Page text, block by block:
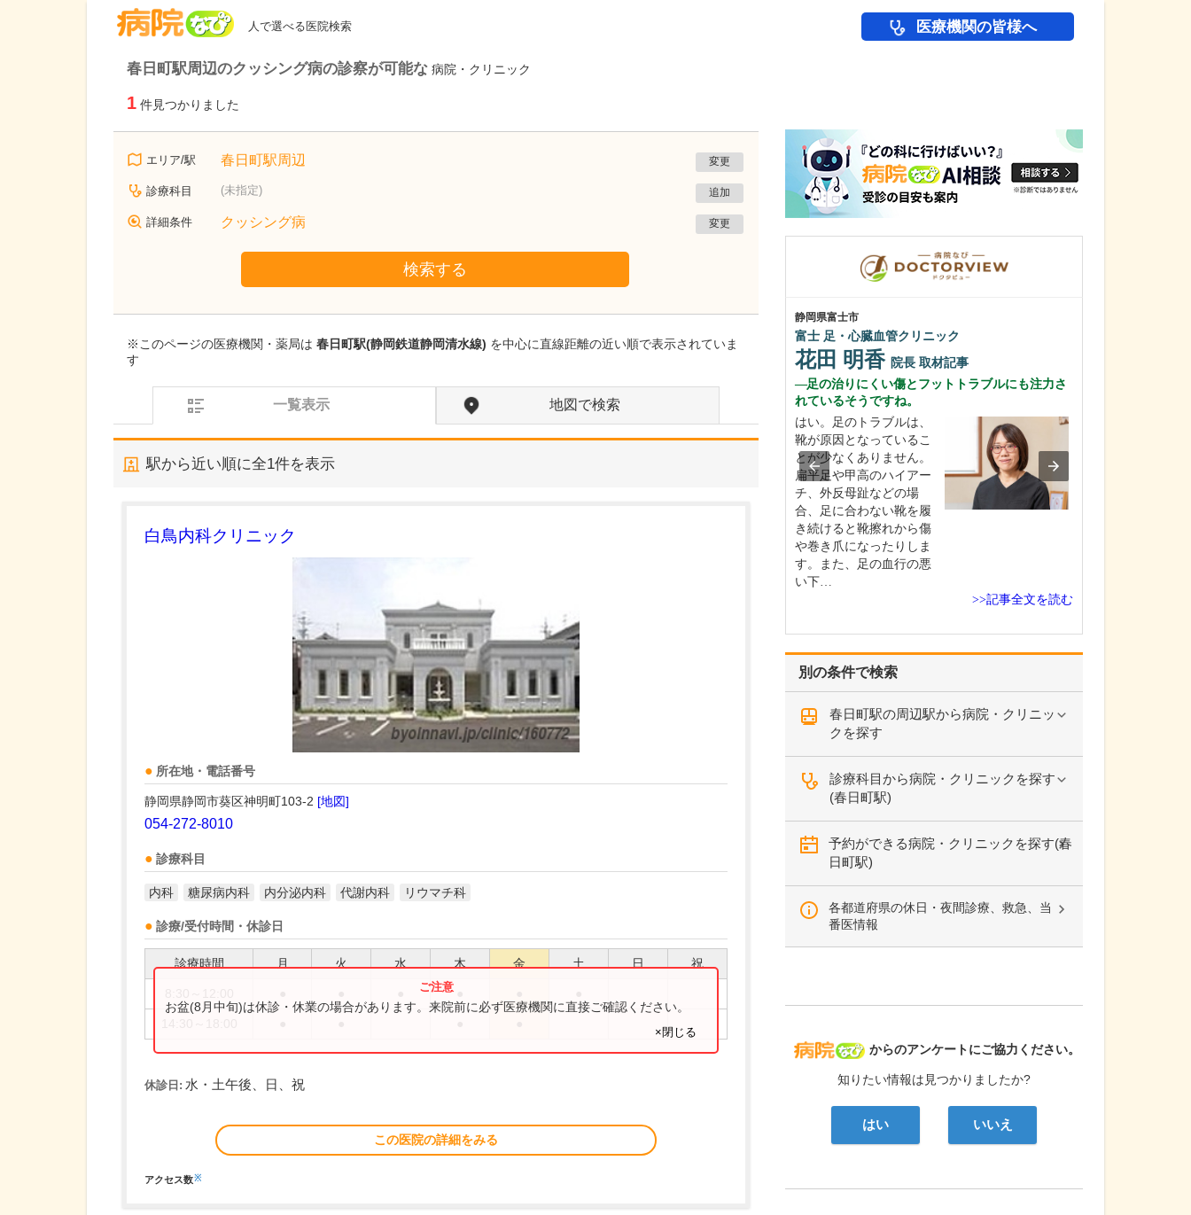
人で選べる医院検索 医療機関の皆様へ
春日町駅周辺のクッシング病の診察が可能な 病院・クリニック
1 件見つかりました
エリア/駅 春日町駅周辺 変更
診療科目 (未指定) 追加
詳細条件 クッシング病 変更
検索する
※このページの医療機関・薬局は 春日町駅(静岡鉄道静岡清水線) を中心に直線距離の近い順で表示されていま
す
一覧表示 地図で検索
駅から近い順に全1件を表示
白鳥内科クリニック
所在地・電話番号
静岡県静岡市葵区神明町103-2 [地図]
054-272-8010
診療科目
内科 糖尿病内科 内分泌内科 代謝内科 リウマチ科
診療/受付時間・休診日
診療時間 月 火 水 木 金 土 日 祝
お盆(8月中旬)は休診・休業の場合があります。来院前に必ず医療機関に直接ご確認ください。
×閉じる
休診日: 水・土午後、日、祝
この医院の詳細をみる
アクセス数※
別の条件で検索
春日町駅の周辺駅から病院・クリニッ
クを探す
診療科目から病院・クリニックを探す
(春日町駅)
予約ができる病院・クリニックを探す(春
日町駅)
各都道府県の休日・夜間診療、救急、当
番医情報
病院なび
からのアンケートにご協力ください。
知りたい情報は見つかりましたか?
はい いいえ
静岡県静岡市葵区
ひびのクリニック
幅広い診療に対応されている中でも、特に力を
入れている分野があれば教えてください。
勤務医時代、がんで苦し
む多くの患者さんと向き
静岡県富士市
富士 足・心臓血管クリニック
花田 明香 院長 取材記事
足の治りにくい傷とフットトラブルにも注力さ
れているそうですね。
はい。足のトラブルは、
靴が原因となっているこ
とが少なくありません。
扁平足や甲高のハイアー
チ、外反母趾などの場
合、足に合わない靴を履
き続けると靴擦れから傷
や巻き爪になったりしま
す。また、足の血行の悪
い下…
>>記事全文を読む